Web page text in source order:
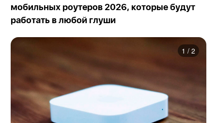
мобильных роутеров 2026, которые будут
работать в любой глуши
1 / 2